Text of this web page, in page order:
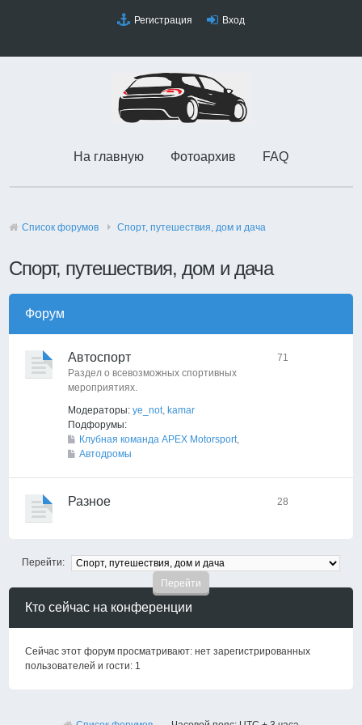
Регистрация Вход
На главную Фотоархив FAQ
Список форумов Спорт, путешествия, дом и дача
Спорт, путешествия, дом и дача
Форум
Автоспорт
Раздел о всевозможных спортивных
мероприятиях.
Модераторы: ye_not, kamar
Подфорумы:
Клубная команда APEX Motorsport,
Автодромы
71
Разное 28
Перейти:
Кто сейчас на конференции
Сейчас этот форум просматривают: нет зарегистрированных
пользователей и гости: 1